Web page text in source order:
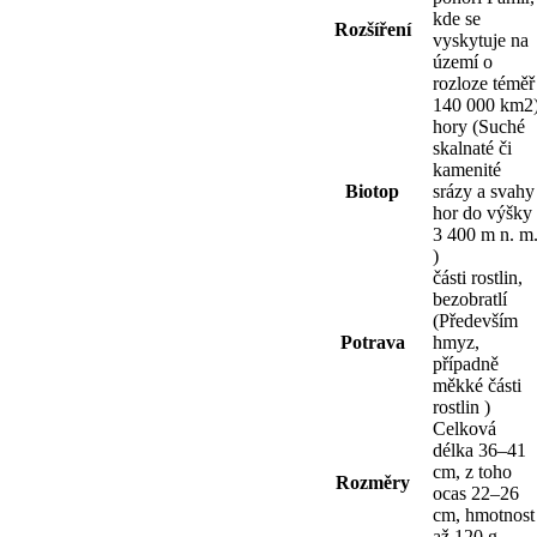
Rozšíření
kde se
vyskytuje na
území o
rozloze téměř
140 000
Biotop
hory (Suché
skalnaté či
kamenité
srázy a svahy
hor do výšky
3 400 m n. m.
)
Potrava
části rostlin,
bezobratlí
(Především
hmyz,
případně
měkké části
rostlin )
Rozměry
Celková
délka 36–41
cm, z toho
ocas 22–26
cm, hmotnost